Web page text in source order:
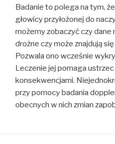
Badanie to polega na tym,
głowicy przyłożonej do
możemy zobaczyć czy dane
drożne czy może znajdują
Pozwala ono wcześnie
Leczenie jej pomaga
konsekwencjami.
przy pomocy badania
obecnych w nich zmian